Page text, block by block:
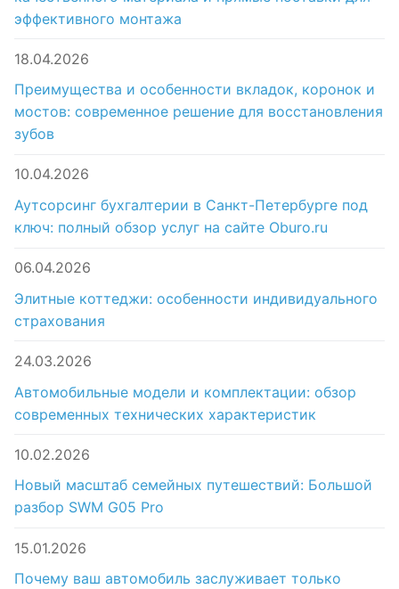
эффективного монтажа
18.04.2026
Преимущества и особенности вкладок, коронок и
мостов: современное решение для восстановления
зубов
10.04.2026
Аутсорсинг бухгалтерии в Санкт-Петербурге под
ключ: полный обзор услуг на сайте Oburo.ru
06.04.2026
Элитные коттеджи: особенности индивидуального
страхования
24.03.2026
Автомобильные модели и комплектации: обзор
современных технических характеристик
10.02.2026
Новый масштаб семейных путешествий: Большой
разбор SWM G05 Pro
15.01.2026
Почему ваш автомобиль заслуживает только